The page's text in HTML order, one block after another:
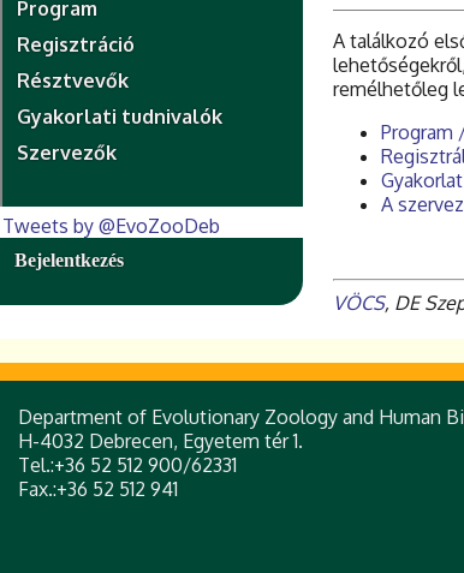
Program
Regisztráció
Résztvevők
Gyakorlati tudnivalók
Szervezők
Tweets by @EvoZooDeb
Bejelentkezés
A találkozó
remélhetőleg
Program
A
VÖCS, DE
Department of Evolutionary Zoology and Human
H-4032 Debrecen, Egyetem tér 1.
Tel.:+36 52 512 900/62331
Fax.:+36 52 512 941